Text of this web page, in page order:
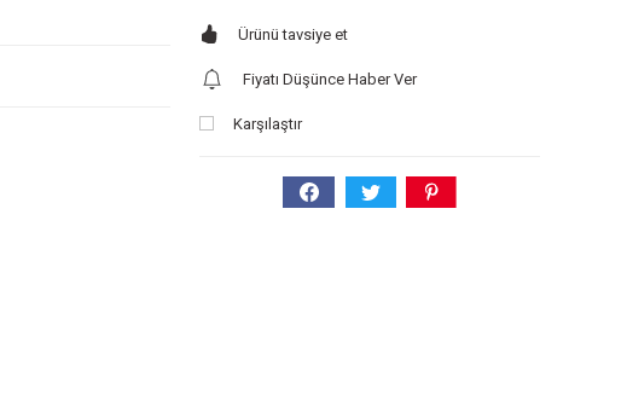
Ürünü tavsiye et
Fiyatı Düşünce Haber Ver
Karşılaştır